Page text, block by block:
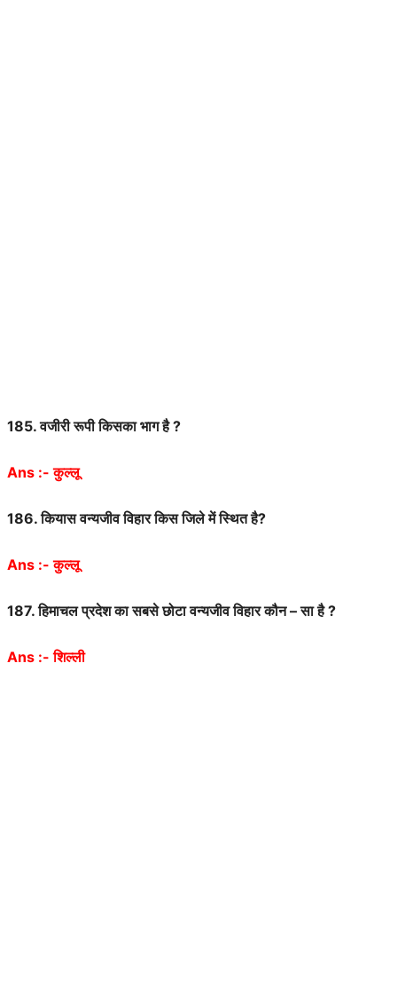
185.वजीरी रूपी किसका भाग है ?
Ans :-कुल्लू
186.कियास वन्यजीव विहार किस जिले में स्थित है?
Ans :-कुल्लू
187.हिमाचल प्रदेश का सबसे छोटा वन्यजीव विहार कौन–सा है ?
Ans :-शिल्ली